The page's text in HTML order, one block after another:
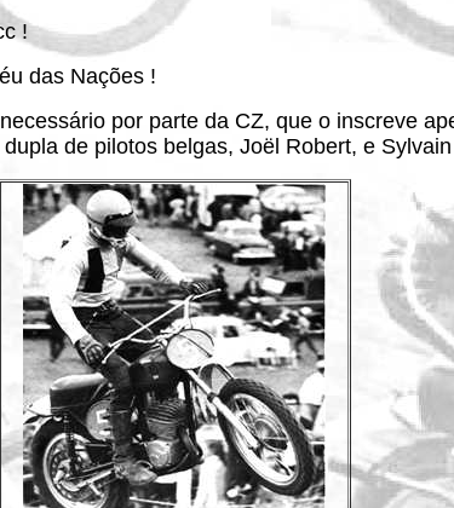
!
das Nações !
por parte da CZ, que o inscreve
de pilotos belgas, Joël Robert, e